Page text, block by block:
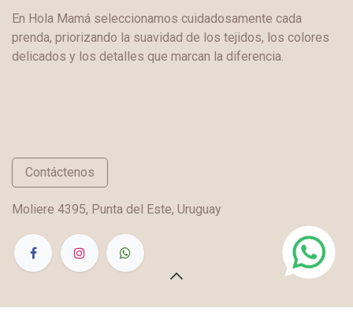
En Hola Mamá seleccionamos cuidadosamente cada
prenda, priorizando la suavidad de los tejidos, los colores
delicados y los detalles que marcan la diferencia.
Contáctenos
Moliere 4395, Punta del Este, Uruguay